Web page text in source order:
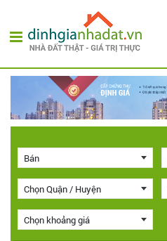
Bán
Chọn Quận / Huyện
Chọn khoảng giá